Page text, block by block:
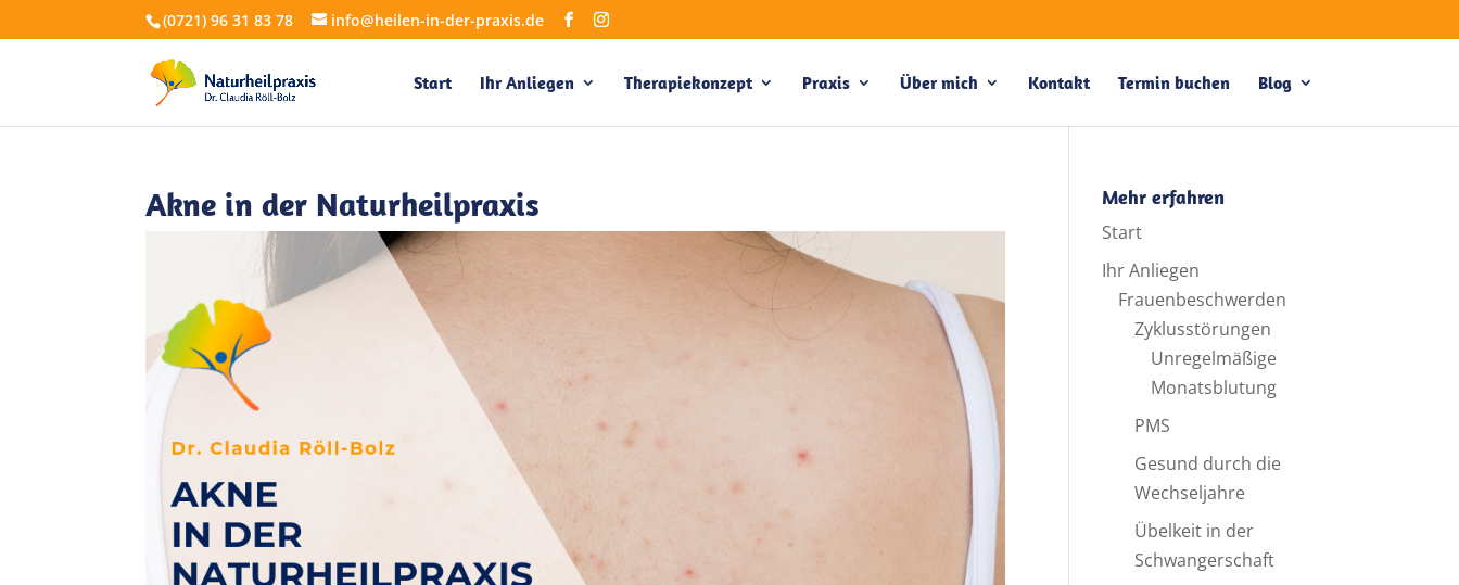
(0721) 96 31 83 78 info@heilen-in-der-praxis.de
Start Ihr Anliegen Therapiekonzept Praxis Über mich Kontakt Termin buchen Blog
Akne in der Naturheilpraxis Mehr erfahren
Start
Ihr Anliegen
Frauenbeschwerden
Zyklusstörungen
Unregelmäßige
Monatsblutung
PMS
Gesund durch die
Wechseljahre
Übelkeit in der
Schwangerschaft